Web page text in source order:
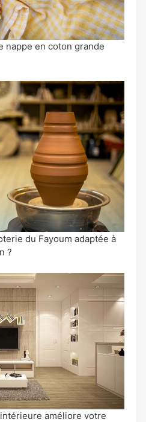
nappe en coton grande
du Fayoum adaptée à
?
améliore votre